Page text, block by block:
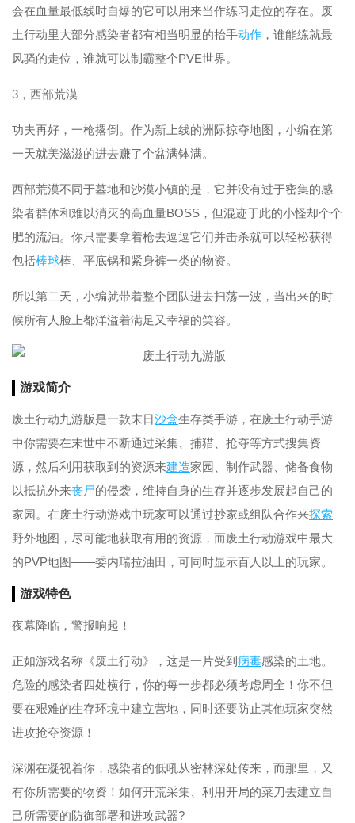
会在血量最低线时自爆的它可以用来当作练习走位的存在。废
土行动里大部分感染者都有相当明显的抬手动作 ，谁能练就最
风骚的走位，谁就可以制霸整个PVE世界。
3，西部荒漠
功夫再好，一枪撂倒。作为新上线的洲际掠夺地图，小编在第
一天就美滋滋的进去赚了个盆满钵满。
西部荒漠不同于墓地和沙漠小镇的是，它并没有过于密集的感
染者群体和难以消灭的高血量BOSS，但混迹于此的小怪却个个
肥的流油。你只需要拿着枪去逗逗它们并击杀就可以轻松获得
包括棒球棒、平底锅和紧身裤一类的物资。
所以第二天，小编就带着整个团队进去扫荡一波，当出来的时
候所有人脸上都洋溢着满足又幸福的笑容。
游戏简介
废土行动九游版是一款末日沙盒生存类手游，在废土行动手游
中你需要在末世中不断通过采集、捕猎、抢夺等方式搜集资
源，然后利用获取到的资源来建造家园、制作武器、储备食物
以抵抗外来丧尸的侵袭，维持自身的生存并逐步发展起自己的
家园。在废土行动游戏中玩家可以通过抄家或组队合作来探索
野外地图，尽可能地获取有用的资源，而废土行动游戏中最大
的PVP地图——委内瑞拉油田，可同时显示百人以上的玩家。
游戏特色
夜幕降临，警报响起！
正如游戏名称《废土行动》，这是一片受到 病毒感染的土地。
危险的感染者四处横行，你的每一步都必须考虑周全！你不但
要在艰难的生存环境中建立营地，同时还要防止其他玩家突然
进攻抢夺资源！
深渊在凝视着你，感染者的低吼从密林深处传来，而那里，又
有你所需要的物资！如何开荒采集、利用开局的菜刀去建立自
己所需要的防御部署和进攻武器?